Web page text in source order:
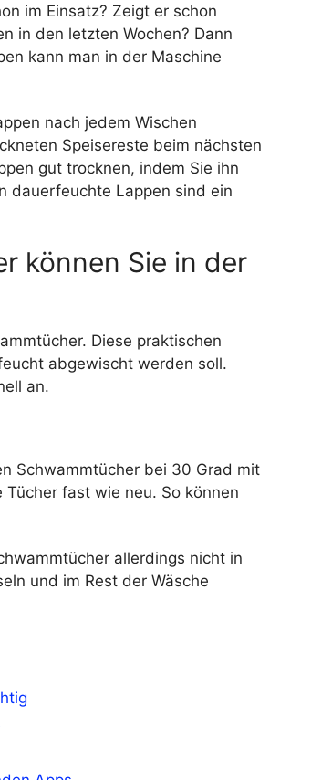
im Einsatz? Zeigt er schon
in den letzten Wochen? Dann
kann man in der Maschine
nach jedem Wischen
Speisereste beim nächsten
gut trocknen, indem Sie ihn
dauerfeuchte Lappen sind ein
können Sie in der
Diese praktischen
abgewischt werden soll.
an.
Schwammtücher bei 30 Grad mit
fast wie neu. So können
allerdings nicht in
und im Rest der Wäsche